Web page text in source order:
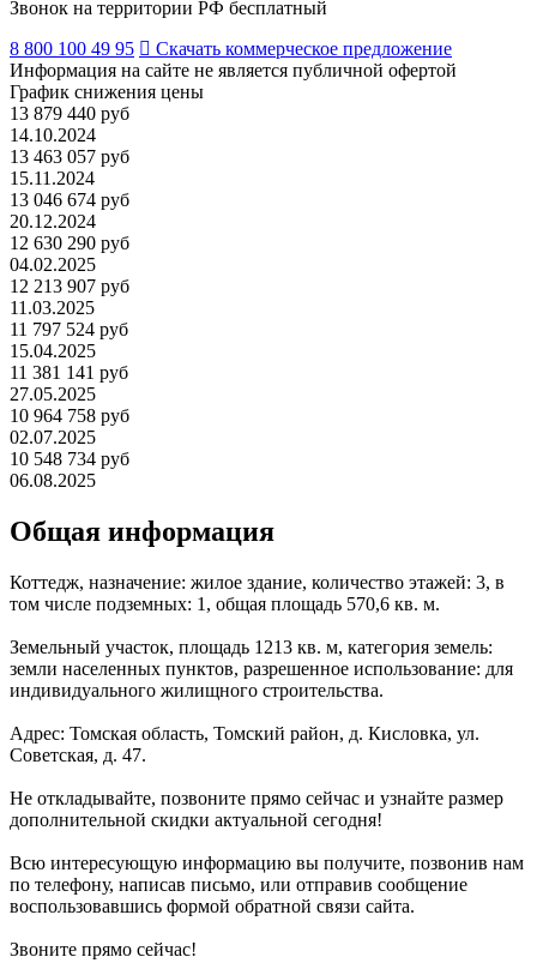
Звонок на территории РФ бесплатный
8 800 100 49 95
Скачать коммерческое предложение
Информация на сайте не является публичной офертой
График снижения цены
13 879 440 руб
14.10.2024
13 463 057 руб
15.11.2024
13 046 674 руб
20.12.2024
12 630 290 руб
04.02.2025
12 213 907 руб
11.03.2025
11 797 524 руб
15.04.2025
11 381 141 руб
27.05.2025
10 964 758 руб
02.07.2025
10 548 734 руб
06.08.2025
Общая информация
Коттедж, назначение: жилое здание, количество этажей: 3, в
том числе подземных: 1, общая площадь 570,6 кв. м.
Земельный участок, площадь 1213 кв. м, категория земель:
земли населенных пунктов, разрешенное использование: для
индивидуального жилищного строительства.
Адрес: Томская область, Томский район, д. Кисловка, ул.
Советская, д. 47.
Не откладывайте, позвоните прямо сейчас и узнайте размер
дополнительной скидки актуальной сегодня!
Всю интересующую информацию вы получите, позвонив нам
по телефону, написав письмо, или отправив сообщение
воспользовавшись формой обратной связи сайта.
Звоните прямо сейчас!